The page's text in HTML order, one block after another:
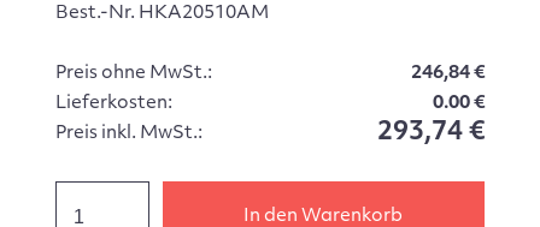
Best.-Nr. HKA20510AM
Preis ohne MwSt.:
246,84 €
Lieferkosten:
0.00 €
Preis inkl. MwSt.:
293,74 €
In den Warenkorb